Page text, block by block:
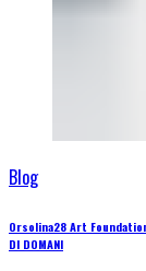
Blog
Orsolina28 Art
DI DOMANI